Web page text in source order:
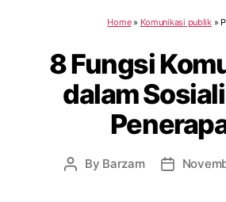
Home» Komunikasi publik»
8 Fungsi
dalam
Post
By Barzam
Post